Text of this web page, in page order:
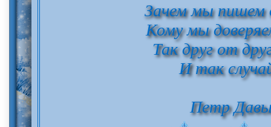
Зачем мы пишем
Кому мы
Так друг от
И так
Петр